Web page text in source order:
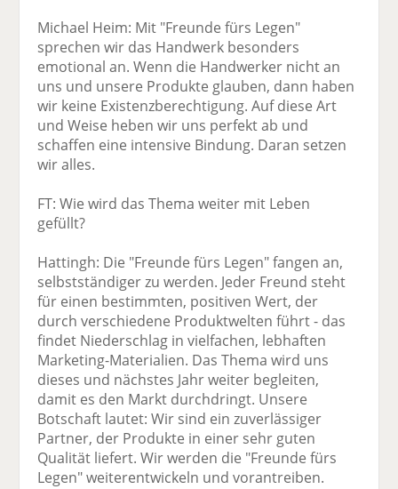
Michael Heim: Mit "Freunde fürs Legen"
sprechen wir das Handwerk besonders
emotional an. Wenn die Handwerker nicht an
uns und unsere Produkte glauben, dann haben
wir keine Existenzberechtigung. Auf diese Art
und Weise heben wir uns perfekt ab und
schaffen eine intensive Bindung. Daran setzen
wir alles.
FT: Wie wird das Thema weiter mit Leben
gefüllt?
Hattingh: Die "Freunde fürs Legen" fangen an,
selbstständiger zu werden. Jeder Freund steht
für einen bestimmten, positiven Wert, der
durch verschiedene Produktwelten führt - das
findet Niederschlag in vielfachen, lebhaften
Marketing-Materialien. Das Thema wird uns
dieses und nächstes Jahr weiter begleiten,
damit es den Markt durchdringt. Unsere
Botschaft lautet: Wir sind ein zuverlässiger
Partner, der Produkte in einer sehr guten
Qualität liefert. Wir werden die "Freunde fürs
Legen" weiterentwickeln und vorantreiben.